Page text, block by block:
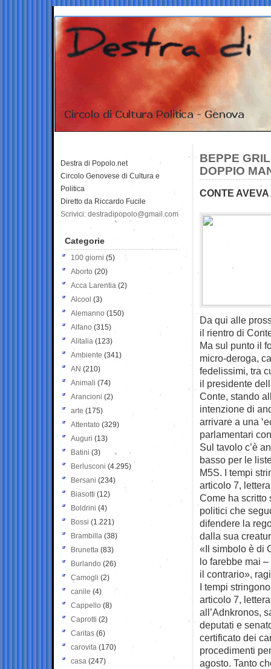
BEPPE
DOPPIO
CONTE
Da qui alle
il rientro di
Ma sul punto il
micro-deroga,
fedelissimi, tra
il presidente
Conte, stando
intenzione di
arrivare a una
parlamentari
Sul tavolo c’è
basso per le
M5S. I tempi
articolo 7,
Come ha scritto
politici che
difendere la
dalla sua
«Il simbolo è di
lo farebbe mai
il contrario»,
I tempi
articolo 7,
all’Adnkronos,
deputati e
certificato dei
procedimenti
agosto. Tanto
Destra di Popolo.net
Circolo Genovese di Cultura e
Politica
Diretto da Riccardo Fucile
Scrivici: destradipopolo@gmail.com
Categorie
100 giorni (5)
Aborto (20)
Acca Larentia (2)
Alcool (3)
Alemanno (150)
Alfano (315)
Alitalia (123)
Ambiente (341)
AN (210)
Animali (74)
Arancioni (2)
arte (175)
Attentato (329)
Auguri (13)
Batini (3)
Berlusconi (4.295)
Bersani (234)
Biasotti (12)
Boldrini (4)
Bossi (1.221)
Brambilla (38)
Brunetta (83)
Burlando (26)
Camogli (2)
canile (4)
Cappello (8)
Caprotti (2)
Caritas (6)
carovita (170)
casa (247)